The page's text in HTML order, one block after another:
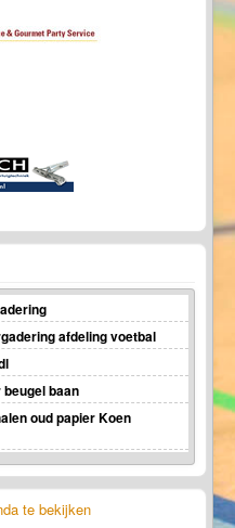
afdeling voetbal
beugel baan
oud papier Koen
te bekijken